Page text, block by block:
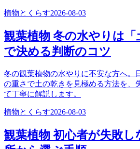
植物とくらす2026-08-03
観葉植物 冬の水やりは「
で決める判断のコツ
冬の観葉植物の水やりに不安な方へ。
の重さで土の乾きを見極める方法を、
て丁寧に解説します。
植物とくらす2026-08-03
観葉植物 初心者が失敗し